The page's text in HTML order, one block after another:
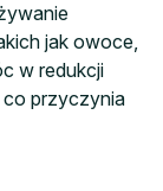
jak owoce,
w redukcji
co przyczynia